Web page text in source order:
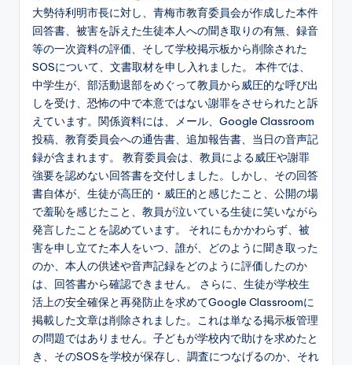
大勢待利明市長に対し、青梅市教育委員会が作成した本件
回答書、被害を訴えた生徒本人への聞き取りの有無、録音
等の一次資料の評価、そして学校掲示板から削除された
SOSについて、文書取材を申し入れました。 本件では、
中学生が、部活動退部をめぐって教員から威圧的な呼び出
しを受け、恐怖の中で本意ではない謝罪をさせられたと訴
えています。関係資料には、メール、Google Classroom
投稿、教育委員会への通告書、追加報告書、当日の音声記
録が含まれます。 教育委員会は、教員による威圧や謝罪
強要を認めない回答書を交付しました。しかし、その回答
書自体が、生徒が高圧的・威圧的と感じたこと、公開の場
で羞恥を感じたこと、教員が泣いている生徒に笑いながら
発言したことを認めています。 それにもかかわらず、被
害を申し立てた本人をいつ、誰が、どのように聞き取った
のか、本人の供述や音声記録をどのように評価したのか
は、回答書から確認できません。 さらに、生徒が学校生
活上の安全確保と再発防止を求めてGoogle Classroomに
掲載した文章は削除されました。これは単なる掲示板管理
の問題ではありません。子どもが学校内で助けを求めたと
き、そのSOSを学校が保存し、調査につなげるのか、それ